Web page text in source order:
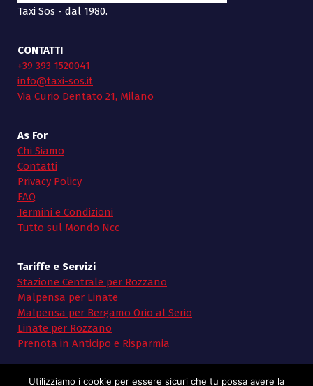
Taxi Sos - dal 1980.
CONTATTI
+39 393 1520041
info@taxi-sos.it
Via Curio Dentato 21, Milano
As For
Chi Siamo
Contatti
Privacy Policy
FAQ
Termini e Condizioni
Tutto sul Mondo Ncc
Tariffe e Servizi
Stazione Centrale per Rozzano
Malpensa per Linate
Malpensa per Bergamo Orio al Serio
Linate per Rozzano
Prenota in Anticipo e Risparmia
Utilizziamo i cookie per essere sicuri che tu possa avere la